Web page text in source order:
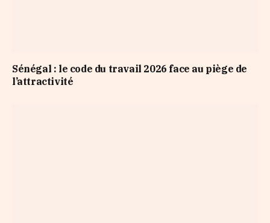
Sénégal : le code du travail 2026 face au piège de
l’attractivité